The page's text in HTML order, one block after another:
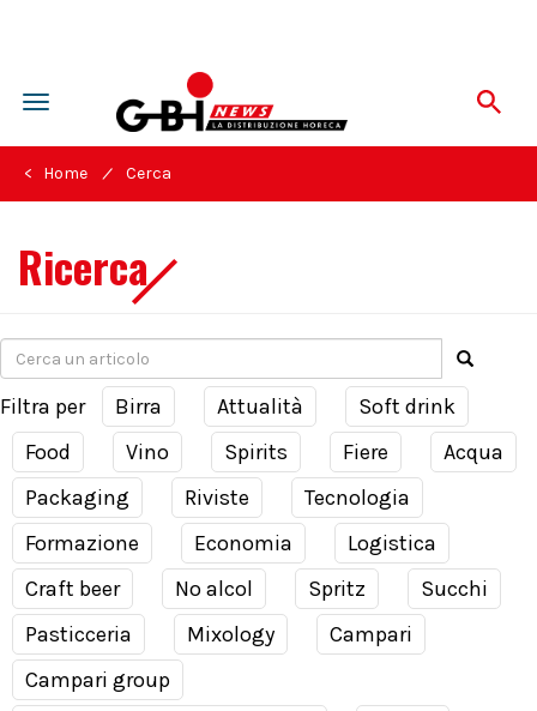
Toggle
navigation
< Home / Cerca
Ricerca
Filtra per Birra Attualità
Soft drink
Food
Vino Spirits Fiere
Acqua
Packaging
Riviste
Tecnologia
Formazione
Economia
Logistica
Craft beer
No alcol Spritz
Succhi
Pasticceria
Mixology
Campari
Campari group